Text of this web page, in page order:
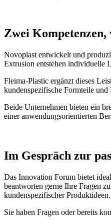
Zwei
Novoplast entwickelt und
Extrusion entstehen individuelle
Fleima-Plastic ergänzt dieses
kundenspezifische Formteile
Beide Unternehmen bieten ein
einer anwendungsorientierten
Im Gespräch zur
Das Innovation Forum bietet
beantworten gerne Ihre Fragen
kundenspezifischer Produktideen.
Sie haben Fragen oder bereits